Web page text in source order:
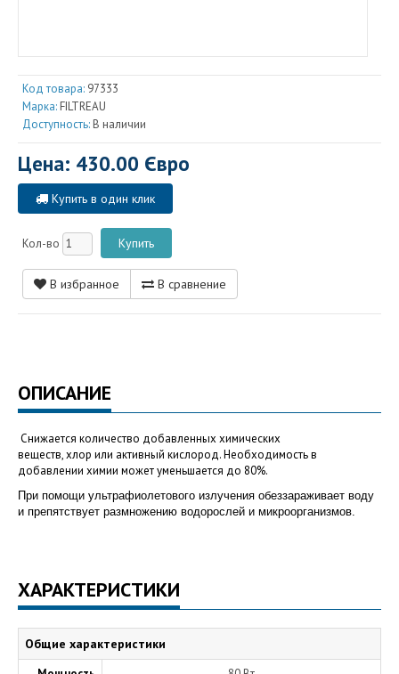
Код товара: 97333
Марка: FILTREAU
Доступность: В наличии
Цена: 430.00 Євро
Купить в один клик
Кол-во
В избранное В сравнение
ОПИСАНИЕ
Снижается количество добавленных химических
веществ,хлор или активный кислород. Необходимость в
добавлении химии может уменьшается до 80%.
При помощи ультрафиолетового излучения обеззараживает воду
и препятствует размножению водорослей и микроорганизмов.
ХАРАКТЕРИСТИКИ
Общие характеристики